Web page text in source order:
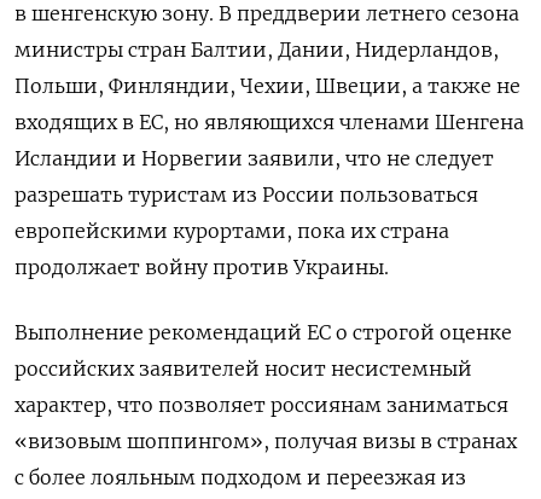
в шенгенскую зону. В преддверии летнего сезона
министры стран Балтии, Дании, Нидерландов,
Польши, Финляндии, Чехии, Швеции, а также не
входящих в ЕС, но являющихся членами Шенгена
Исландии и Норвегии заявили, что не следует
разрешать туристам из России пользоваться
европейскими курортами, пока их страна
продолжает войну против Украины.
Выполнение рекомендаций ЕС о строгой оценке
российских заявителей носит несистемный
характер, что позволяет россиянам заниматься
«визовым шоппингом», получая визы в странах
с более лояльным подходом и переезжая из